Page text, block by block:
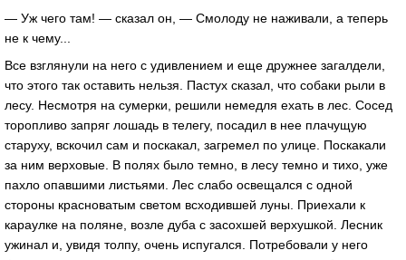
— Уж чего там! — сказал он, — Смолоду не наживали, а теперь
не к чему...
Все взглянули на него с удивлением и еще дружнее загалдели,
что этого так оставить нельзя. Пастух сказал, что собаки рыли в
лесу. Несмотря на сумерки, решили немедля ехать в лес. Сосед
торопливо запряг лошадь в телегу, посадил в нее плачущую
старуху, вскочил сам и поскакал, загремел по улице. Поскакали
за ним верховые. В полях было темно, в лесу темно и тихо, уже
пахло опавшими листьями. Лес слабо освещался с одной
стороны красноватым светом всходившей луны. Приехали к
караулке на поляне, возле дуба с засохшей верхушкой. Лесник
ужинал и, увидя толпу, очень испугался. Потребовали у него